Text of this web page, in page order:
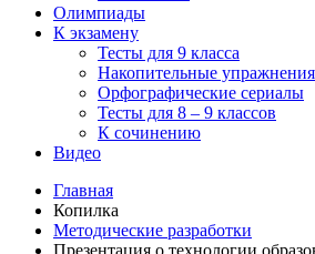
Олимпиады
К экзамену
Тесты для 9 класса
Накопительные упражнения
Орфографические сериалы
Тесты для 8 – 9 классов
К сочинению
Видео
Главная
Копилка
Методические разработки
Презентация о технологии